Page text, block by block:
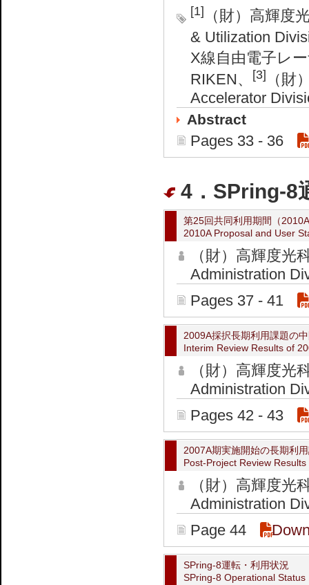
[1]
（財）高輝
& Utilization
X線自由電子レ
RIKEN、
[3]
（
Accelerator
Abstract
Pages 33 - 36
4．SPring-8
第25回共同利用期間（
2010A Proposal and User
（財）高輝度
Administration
Pages 37 - 41
2009A採択長期利用課題の
Interim Review Results of
（財）高輝度
Administration
Pages 42 - 43
2007A期実施開始の長期利
Post-Project Review
（財）高輝度
Administration
Page 44
SPring-8運転・利用状況
SPring-8 Operational Status